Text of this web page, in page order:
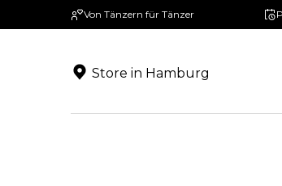
Zur Hauptnavigation
Von Tänzern für Tänzer
Store in Hamburg